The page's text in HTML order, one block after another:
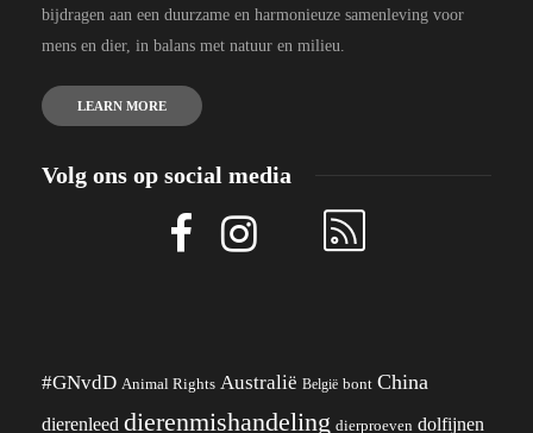
bijdragen aan een duurzame en harmonieuze samenleving voor
mens en dier, in balans met natuur en milieu.
LEARN MORE
Volg ons op social media
#GNvdD Animal Rights Australië België bont China
dierenleed dierenmishandeling dierproeven dolfijnen